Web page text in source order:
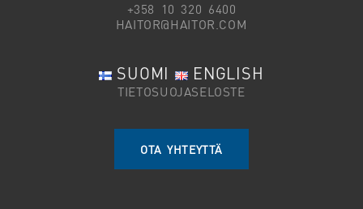
+358 10 320 6400
HAITOR@HAITOR.COM
SUOMI ENGLISH
TIETOSUOJASELOSTE
OTA YHTEYTTÄ